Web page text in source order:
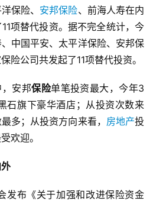
保险、 安邦保险、前海人寿在内
项替代投资。据不完全统计，今
中国平安、太平洋保险、安邦保
险公司共发起了11项替代投资。
，安邦保险单笔投资最大，今年3
石旗下豪华酒店；从投资次数来
多；从投资方向来看， 房地产投
欢迎。
发布《关于加强和改进保险资金